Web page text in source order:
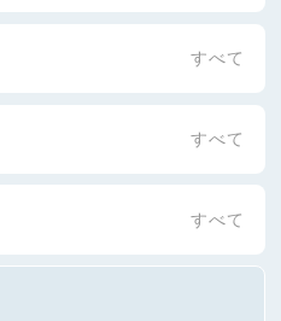
すべて
すべて
すべて